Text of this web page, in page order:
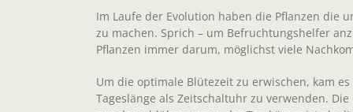
Im Laufe der Evolution haben die Pflanzen die
zu machen. Sprich – um Befruchtungshelfer
Pflanzen immer darum, möglichst viele
Um die optimale Blütezeit zu erwischen, kam
Tageslänge als Zeitschaltuhr zu verwenden.